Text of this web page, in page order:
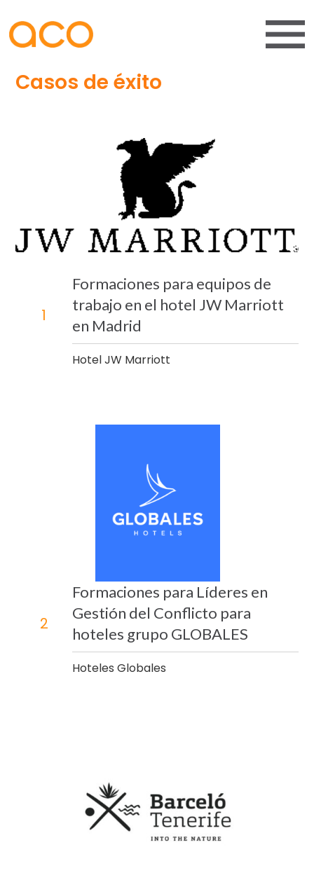
Casos de éxito
1
Formaciones para equipos de
trabajo en el hotel JW Marriott
en Madrid
Hotel JW Marriott
2
Formaciones para Líderes en
Gestión del Conflicto para
hoteles grupo GLOBALES
Hoteles Globales